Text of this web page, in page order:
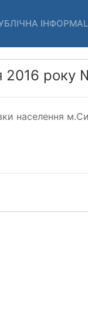
2016 року
населення